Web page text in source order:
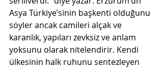
Asya Türkiye’sinin başkenti olduğunu
söyler ancak camileri alçak ve
karanlık, yapıları zevksiz ve anlam
yoksunu olarak nitelendirir. Kendi
ülkesinin halk ruhunu sentezleyen